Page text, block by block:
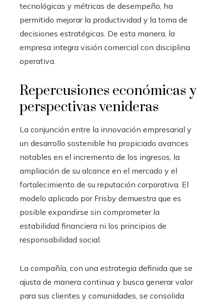
tecnológicas y métricas de desempeño, ha
permitido mejorar la productividad y la toma de
decisiones estratégicas. De esta manera, la
empresa integra visión comercial con disciplina
operativa.
Repercusiones económicas y
perspectivas venideras
La conjunción entre la innovación empresarial y
un desarrollo sostenible ha propiciado avances
notables en el incremento de los ingresos, la
ampliación de su alcance en el mercado y el
fortalecimiento de su reputación corporativa. El
modelo aplicado por Frisby demuestra que es
posible expandirse sin comprometer la
estabilidad financiera ni los principios de
responsabilidad social.
La compañía, con una estrategia definida que se
ajusta de manera continua y busca generar valor
para sus clientes y comunidades, se consolida